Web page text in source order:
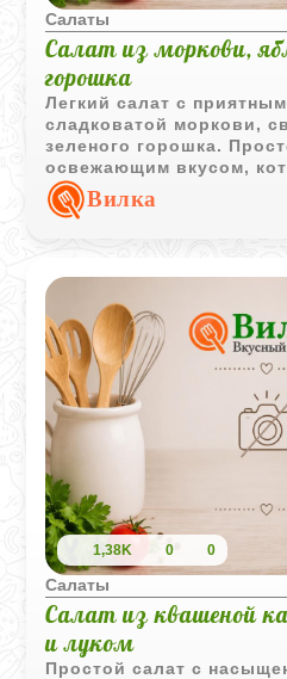
Салаты
Салат из моркови,
горошка
Легкий салат с
сладковатой моркови,
зеленого горошка.
освежающим вкусом,
повседневного меню.
Вилка
1,38K 0 0
Салаты
Салат из квашеной
и луком
Простой салат с